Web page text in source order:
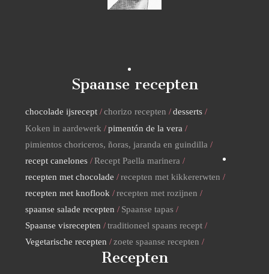
Spaanse recepten
chocolade ijsrecept chorizo recepten
desserts
Koken in aardewerk
pimentón de la vera
pimientos choriceros, ñoras, jaranda en guindilla
recept canelones
Recept Paella marinera
recepten met chocolade
recepten met kikkererwten
recepten met knoflook
recepten met rozijnen
spaanse salade recepten
Spaanse tapas
Spaanse visrecepten
traditioneel spaans recept
Vegetarische recepten
zoete spaanse recepten
Recepten